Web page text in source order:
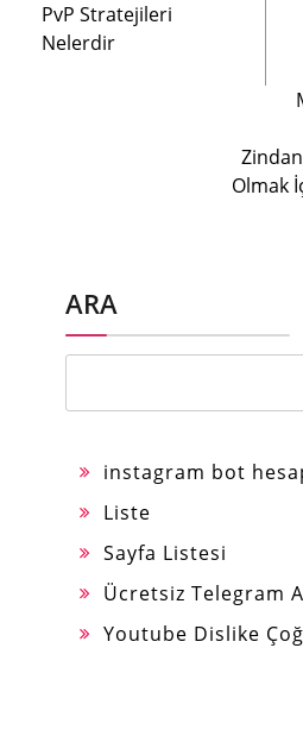
PvP Stratejileri
Nelerdir
Olmak
ARA
instagram bot
Liste
Sayfa Listesi
Ücretsiz Telegram
Youtube Dislike